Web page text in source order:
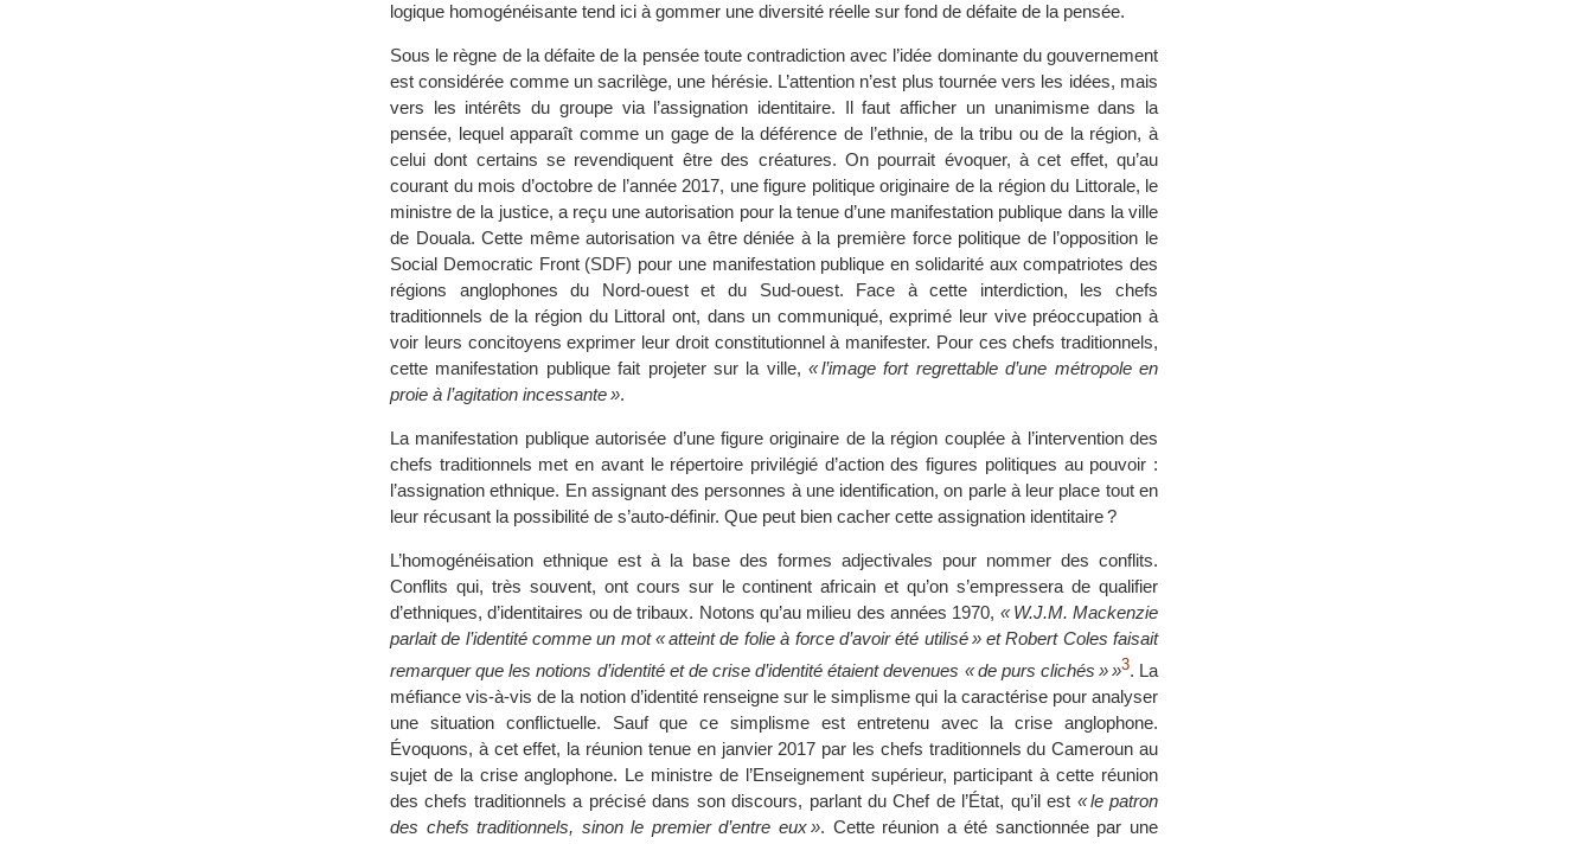
logique homogénéisante tend ici à gommer une diversité réelle sur fond de défaite de la pensée.
Sous le règne de la défaite de la pensée toute contradiction avec l’idée dominante du gouvernement
est considérée comme un sacrilège, une hérésie. L’attention n’est plus tournée vers les idées, mais
vers les intérêts du groupe via l’assignation identitaire. Il faut afficher un unanimisme dans la
pensée, lequel apparaît comme un gage de la déférence de l’ethnie, de la tribu ou de la région, à
celui dont certains se revendiquent être des créatures. On pourrait évoquer, à cet effet, qu’au
courant du mois d’octobre de l’année 2017, une figure politique originaire de la région du Littorale, le
ministre de la justice, a reçu une autorisation pour la tenue d’une manifestation publique dans la ville
de Douala. Cette même autorisation va être déniée à la première force politique de l’opposition le
Social Democratic Front (SDF) pour une manifestation publique en solidarité aux compatriotes des
régions anglophones du Nord-ouest et du Sud-ouest. Face à cette interdiction, les chefs
traditionnels de la région du Littoral ont, dans un communiqué, exprimé leur vive préoccupation à
voir leurs concitoyens exprimer leur droit constitutionnel à manifester. Pour ces chefs traditionnels,
cette manifestation publique fait projeter sur la ville,« l’image fort regrettable d’une métropole en
proie à l’agitation incessante ».
La manifestation publique autorisée d’une figure originaire de la région couplée à l’intervention des
chefs traditionnels met en avant le répertoire privilégié d’action des figures politiques au pouvoir :
l’assignation ethnique. En assignant des personnes à une identification, on parle à leur place tout en
leur récusant la possibilité de s’auto-définir. Que peut bien cacher cette assignation identitaire ?
L’homogénéisation ethnique est à la base des formes adjectivales pour nommer des conflits.
Conflits qui, très souvent, ont cours sur le continent africain et qu’on s’empressera de qualifier
d’ethniques, d’identitaires ou de tribaux. Notons qu’au milieu des années 1970, « W.J.M. Mackenzie
parlait de l’identité comme un mot « atteint de folie à force d’avoir été utilisé » et Robert Coles faisait
remarquer que les notions d’identité et de crise d’identité étaient devenues « de purs clichés » »3. La
méfiance vis-à-vis de la notion d’identité renseigne sur le simplisme qui la caractérise pour analyser
une situation conflictuelle. Sauf que ce simplisme est entretenu avec la crise anglophone.
Évoquons, à cet effet, la réunion tenue en janvier 2017 par les chefs traditionnels du Cameroun au
sujet de la crise anglophone. Le ministre de l’Enseignement supérieur, participant à cette réunion
des chefs traditionnels a précisé dans son discours, parlant du Chef de l’État, qu’il est « le patron
des chefs traditionnels, sinon le premier d’entre eux ». Cette réunion a été sanctionnée par une